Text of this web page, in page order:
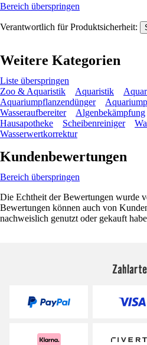
Bereich überspringen
Verantwortlich für Produktsicherheit:
Weitere Kategorien
Liste überspringen
Zoo & Aquaristik
Aquaristik
Aquariumpflanzendünger
Wasseraufbereiter
Algenbekämpfung
Hausapotheke
Scheibenreiniger
Wasserwertkorrektur
Kundenbewertungen
Bereich überspringen
Die Echtheit der Bewertungen wurde
Bewertungen können auch von
nachweislich genutzt oder gekauft